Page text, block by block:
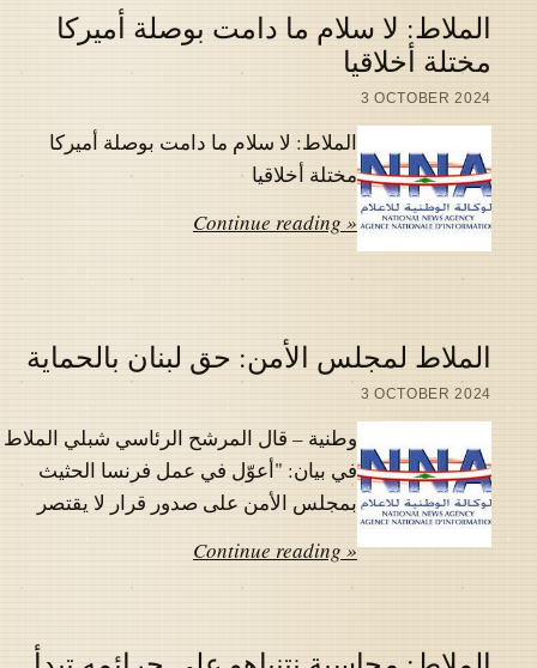
الملاط: لا سلام ما دامت بوصلة أميركا
مختلة أخلاقيا
3 OCTOBER 2024
الملاط: لا سلام ما دامت بوصلة أميركا
مختلة أخلاقيا
Continue reading »
الملاط لمجلس الأمن: حق لبنان بالحماية
3 OCTOBER 2024
وطنية – قال المرشح الرئاسي شبلي الملاط
في بيان: "أعوّل في عمل فرنسا الحثيث
بمجلس الأمن على صدور قرار لا يقتصر
Continue reading »